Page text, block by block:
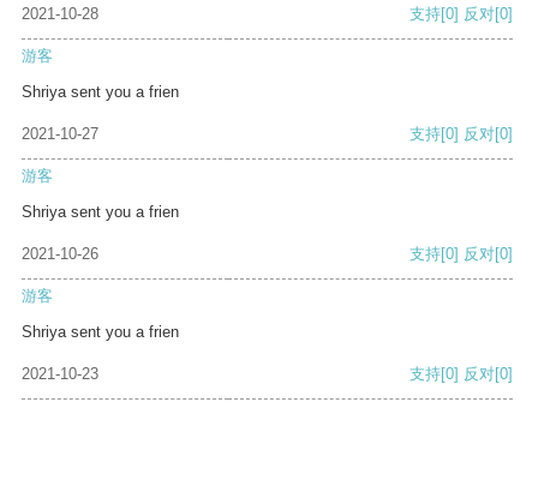
2021-10-28 支持[0] 反对[0]
游客
Shriya sent you a frien
2021-10-27 支持[0] 反对[0]
游客
Shriya sent you a frien
2021-10-26 支持[0] 反对[0]
游客
Shriya sent you a frien
2021-10-23 支持[0] 反对[0]